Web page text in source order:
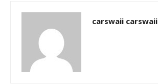
carswaii carswaii